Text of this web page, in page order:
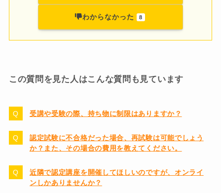
わからなかった 8
この質問を見た人はこんな質問も見ています
受講や受験の際、持ち物に制限はありますか？
認定試験に不合格だった場合、再試験は可能でしょう
か？また、その場合の費用を教えてください。
近隣で認定講座を開催してほしいのですが、オンライ
ンしかありませんか？